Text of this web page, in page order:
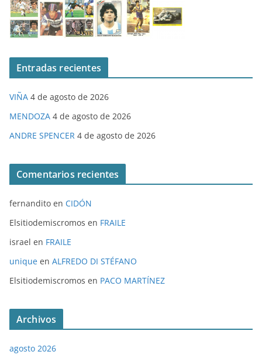
Entradas recientes
VIÑA 4 de agosto de 2026
MENDOZA 4 de agosto de 2026
ANDRE SPENCER 4 de agosto de 2026
Comentarios recientes
fernandito en CIDÓN
Elsitiodemiscromos en FRAILE
israel en FRAILE
unique en ALFREDO DI STÉFANO
Elsitiodemiscromos en PACO MARTÍNEZ
Archivos
agosto 2026